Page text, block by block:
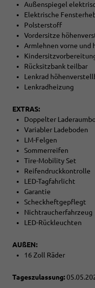
Außenspiegel
Elektrische
Polsterstoff
Vordersitze
Armlehnen vorne und
Rücksitzbank teilbar
Lenkrad
Lenkradheizung
EXTRAS:
Doppelter
Variabler Ladeboden
LM-Felgen
Sommerreifen
Tire-Mobility Set
Reifendruckkontrolle
LED-Tagfahrlicht
Garantie
Scheckheftgepflegt
Nichtraucherfahrzeug
LED-Rückleuchten
AUßEN:
16 Zoll Räder
Tageszulassung: